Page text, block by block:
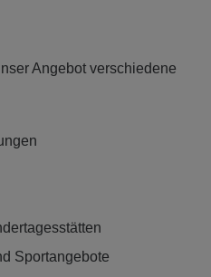
Angebot verschiedene
Sportangebote